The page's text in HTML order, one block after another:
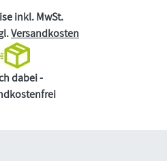
inkl. MwSt.
Versandkosten
dabei -